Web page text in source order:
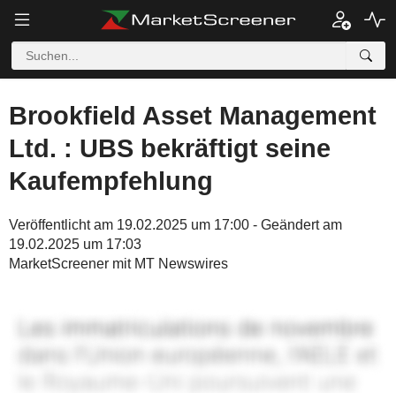
Brookfield Asset Management
Ltd. : UBS bekräftigt seine
Kaufempfehlung
Veröffentlicht am 19.02.2025 um 17:00 - Geändert am
19.02.2025 um 17:03
MarketScreener mit MT Newswires